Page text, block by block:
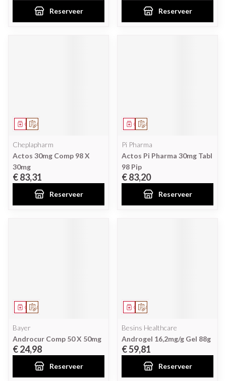
Reserveer Reserveer
Op voorschrift
Geneesmiddel
Cheplapharm
Actos 30mg Comp 98 X
30mg
€ 83,31
Reserveer
Op voorschrift
Geneesmiddel
Pi Pharma
Actos Pi Pharma 30mg Tabl
98 Pip
€ 83,20
Reserveer
Op voorschrift
Geneesmiddel
Bayer
Androcur Comp 50 X 50mg
€ 24,98
Reserveer
Op voorschrift
Geneesmiddel
Besins Healthcare
Androgel 16,2mg/g Gel 88g
€ 59,81
Reserveer